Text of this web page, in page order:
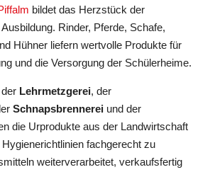
bildet das Herzstück der
Rinder, Pferde, Schafe,
Hühner liefern wertvolle Produkte für
und die Versorgung der Schülerheime.
Lehrmetzgerei, der
Schnapsbrennereiund der
die Urprodukte aus der Landwirtschaft
fachgerecht zu
weiterverarbeitet, verkaufsfertig